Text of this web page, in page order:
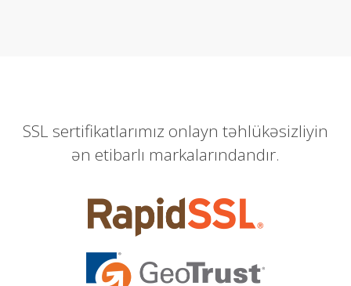
SSL sertifikatlarımız onlayn təhlükəsizliyin
ən etibarlı markalarındandır.